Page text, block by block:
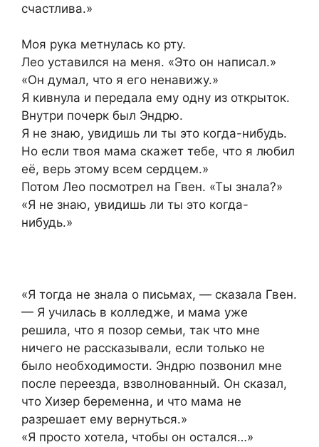
счастлива.»
Моя рука метнулась ко рту.
Лео уставился на меня. «Это он написал.»
«Он думал, что я его ненавижу.»
Я кивнула и передала ему одну из открыток.
Внутри почерк был Эндрю.
Я не знаю, увидишь ли ты это когда-нибудь.
Но если твоя мама скажет тебе, что я любил
её, верь этому всем сердцем.»
Потом Лео посмотрел на Гвен. «Ты знала?»
«Я не знаю, увидишь ли ты это когда-
нибудь.»
«Я тогда не знала о письмах, — сказала Гвен.
— Я училась в колледже, и мама уже
решила, что я позор семьи, так что мне
ничего не рассказывали, если только не
было необходимости. Эндрю позвонил мне
после переезда, взволнованный. Он сказал,
что Хизер беременна, и что мама не
разрешает ему вернуться.»
«Я просто хотела, чтобы он остался…»